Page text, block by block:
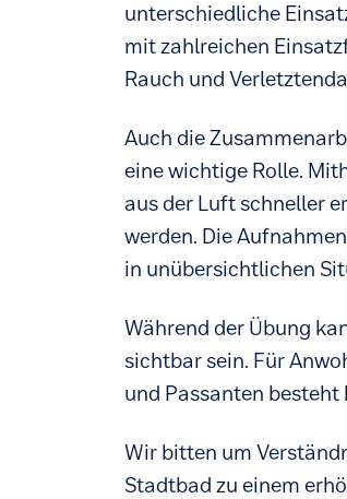
unterschiedliche
mit zahlreichen
Rauch und
Auch die
eine wichtige Rolle.
aus der Luft schneller
werden. Die
in unübersichtlichen
Während der Übung
sichtbar sein. Für
und Passanten besteht
Wir bitten um
Stadtbad zu einem